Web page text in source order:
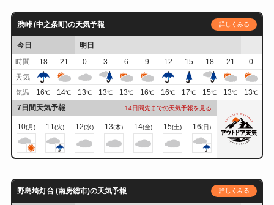
渋峠 (中之条町)の天気予報 詳しくみる
今日
明日
時間
18 21 0 3 6 9 12 15 18 21
0
天気
気温 16℃ 14℃ 13℃ 13℃ 13℃ 16℃ 16℃ 17℃ 15℃ 13℃ 13℃
7日間天気予報 14日間先までの天気予報を見る
10(月) 11(火) 12(水) 13(木) 14(金) 15(土) 16(日)
野島埼灯台 (南房総市)の天気予報 詳しくみる